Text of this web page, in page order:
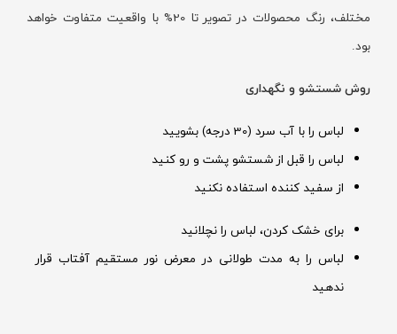
مختلف، رنگ محصولات در تصویر تا 20% با واقعیت متفاوت خواهد
بود.
روش شستشو و نگهداری
لباس را با آب سرد (30 درجه) بشویید
لباس را قبل از شستشو پشت و رو کنید
از سفید کننده استفاده نکنید
برای خشک کردن، لباس را نچلانید
لباس را به مدت طولانی در معرض نور مستقیم آفتاب قرار
ندهید